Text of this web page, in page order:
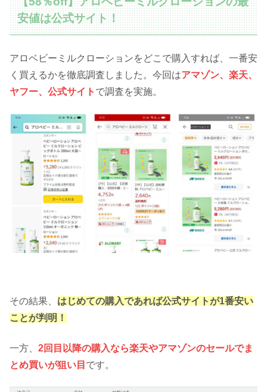
安値は公式サイト！
アロベビーミルクローションをどこで購入すれば、一番安
く買えるかを徹底調査しました。今回はアマゾン、楽天、
ヤフー、公式サイト で調査を実施。
その結果、 はじめての購入であれば公式サイトが1番安い
ことが判明！
一方、 2回目以降の購入なら楽天やアマゾンのセールでま
とめ買いが狙い目 です。